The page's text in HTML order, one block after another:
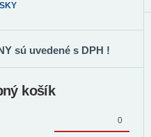
sú uvedené s DPH !
košík
0